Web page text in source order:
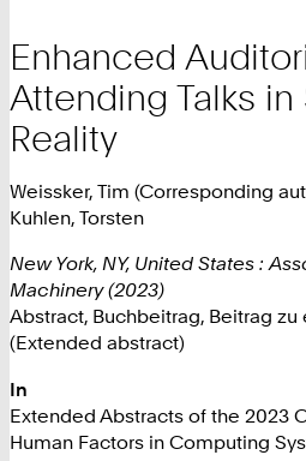
Enhanced
Attending Talks
Reality
Weissker, Tim (Corresponding
Kuhlen, Torsten
New York, NY, United States :
Machinery (2023)
Abstract, Buchbeitrag, Beitrag
(Extended abstract)
In
Extended Abstracts of the 2023
Human Factors in Computing